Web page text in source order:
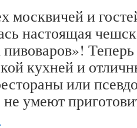
москвичей и
настоящая
Теперь
кухней и
или
не умеют